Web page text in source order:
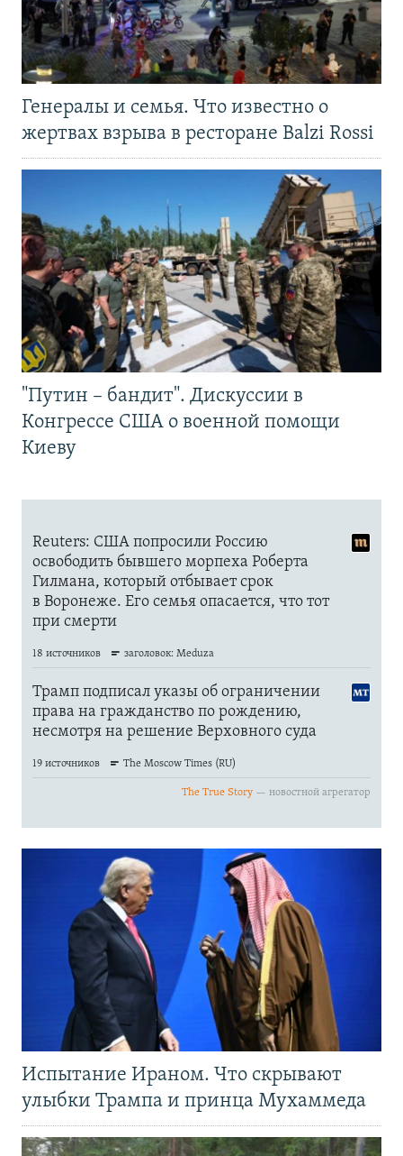
Генералы и семья. Что известно о
жертвах взрыва в ресторане Balzi Rossi
"Путин – бандит". Дискуссии в
Конгрессе США о военной помощи
Киеву
Испытание Ираном. Что скрывают
улыбки Трампа и принца Мухаммеда